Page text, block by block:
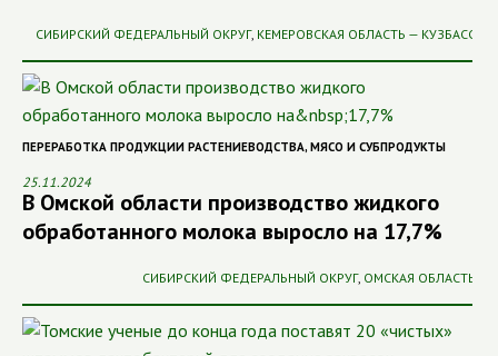
СИБИРСКИЙ ФЕДЕРАЛЬНЫЙ ОКРУГ, КЕМЕРОВСКАЯ ОБЛАСТЬ — КУЗБАСС
ПЕРЕРАБОТКА ПРОДУКЦИИ РАСТЕНИЕВОДСТВА, МЯСО И СУБПРОДУКТЫ
25.11.2024
В Омской области производство жидкого
обработанного молока выросло на 17,7%
СИБИРСКИЙ ФЕДЕРАЛЬНЫЙ ОКРУГ, ОМСКАЯ ОБЛАСТЬ